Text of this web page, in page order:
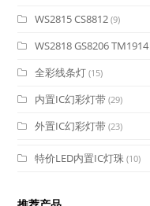
WS2815 CS8812 (9)
WS2818 GS8206 TM1914
全彩线条灯 (15)
内置IC幻彩灯带 (29)
外置IC幻彩灯带 (23)
特价LED内置IC灯珠 (10)